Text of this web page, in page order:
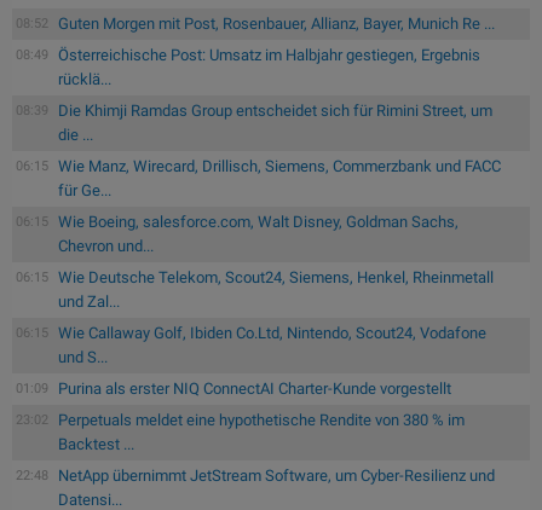
08:52 Guten Morgen mit Post, Rosenbauer, Allianz, Bayer, Munich Re ...
08:49
Österreichische Post: Umsatz im Halbjahr gestiegen, Ergebnis
rücklä...
08:39
Die Khimji Ramdas Group entscheidet sich für Rimini Street, um
die ...
06:15
Wie Manz, Wirecard, Drillisch, Siemens, Commerzbank und FACC
für Ge...
06:15
Wie Boeing, salesforce.com, Walt Disney, Goldman Sachs,
Chevron und...
06:15
Wie Deutsche Telekom, Scout24, Siemens, Henkel, Rheinmetall
und Zal...
06:15
Wie Callaway Golf, Ibiden Co.Ltd, Nintendo, Scout24, Vodafone
und S...
01:09 Purina als erster NIQ ConnectAI Charter-Kunde vorgestellt
23:02
Perpetuals meldet eine hypothetische Rendite von 380 % im
Backtest ...
22:48
NetApp übernimmt JetStream Software, um Cyber-Resilienz und
Datensi...